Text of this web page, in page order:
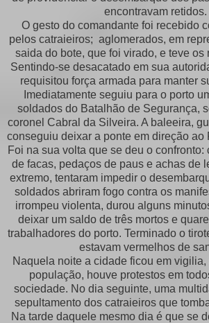
encontravam retidos.
O gesto do comandante foi recebido
pelos catraieiros; aglomerados, em
saida do bote, que foi virado, e teve os
Sentindo-se desacatado em sua
requisitou força armada para manter
Imediatamente seguiu para o porto
soldados do Batalhão de Segurança,
coronel Cabral da Silveira. A baleeira,
conseguiu deixar a ponte em direção ao
Foi na sua volta que se deu o confronto:
de facas, pedaços de paus e achas de
extremo, tentaram impedir o
soldados abriram fogo contra os
irrompeu violenta, durou alguns
deixar um saldo de três mortos e
trabalhadores do porto. Terminado o
estavam vermelhos de
Naquela noite a cidade ficou em
população, houve protestos em
sociedade. No dia seguinte, uma
sepultamento dos catraieiros que
Na tarde daquele mesmo dia é que se